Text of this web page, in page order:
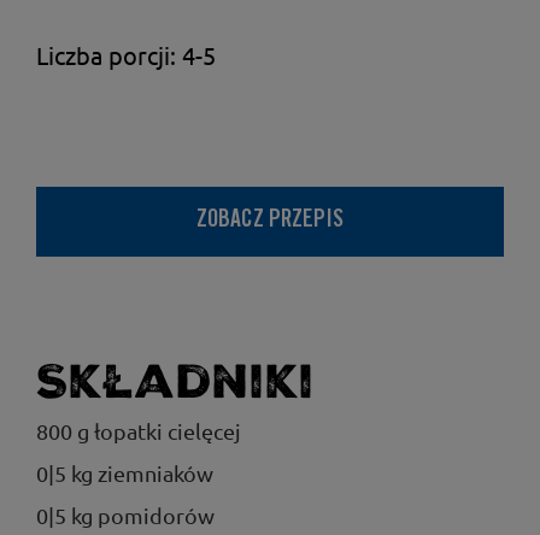
Liczba porcji: 4-5
ZOBACZ PRZEPIS
Składniki
800 g łopatki cielęcej
0|5 kg ziemniaków
0|5 kg pomidorów